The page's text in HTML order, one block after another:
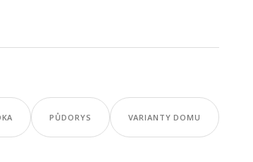
PŮDORYS VARIANTY DOMU